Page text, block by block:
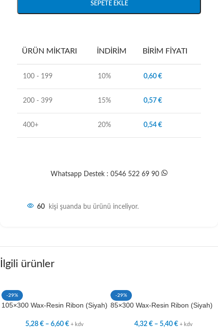
SEPETE EKLE
ÜRÜN MIKTARI İNDIRIM BIRIM FIYATI
100 - 199 10% 0,60 €
200 - 399 15% 0,57 €
400+ 20% 0,54 €
Whatsapp Destek : 0546 522 69 90
60 kişi şuanda bu ürünü inceliyor.
İlgili ürünler
-29%
105×300 Wax-Resin Ribon (Siyah)
5,28 € – 6,60 € + kdv
-29%
85×300 Wax-Resin Ribon (Siyah)
4,32 € – 5,40 € + kdv